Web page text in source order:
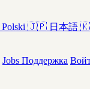
Polski 🇯🇵 日本語
Jobs Поддержка